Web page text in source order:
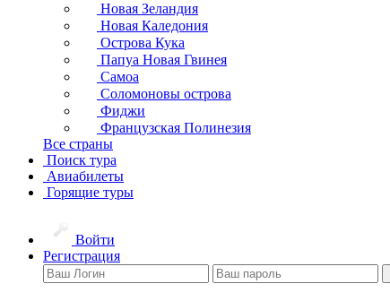
Новая Зеландия
Новая Каледония
Острова Кука
Папуа Новая Гвинея
Самоа
Соломоновы острова
Фиджи
Французская Полинезия
Все страны
Поиск тура
Авиабилеты
Горящие туры
Войти
Регистрация